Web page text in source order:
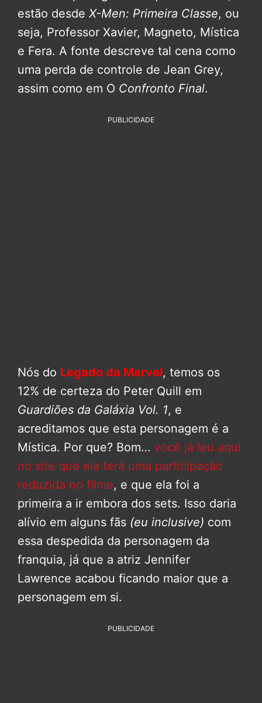
estão desde X-Men: Primeira Classe, ou
seja, Professor Xavier, Magneto, Mística
e Fera. A fonte descreve tal cena como
uma perda de controle de Jean Grey,
assim como em O Confronto Final.
PUBLICIDADE
Nós do Legado da Marvel, temos os
12% de certeza do Peter Quill em
Guardiões da Galáxia Vol. 1, e
acreditamos que esta personagem é a
Mística. Por que? Bom… você já leu aqui
no site que ela terá uma participação
reduzida no filme, e que ela foi a
primeira a ir embora dos sets. Isso daria
alívio em alguns fãs (eu inclusive) com
essa despedida da personagem da
franquia, já que a atriz Jennifer
Lawrence acabou ficando maior que a
personagem em si.
PUBLICIDADE